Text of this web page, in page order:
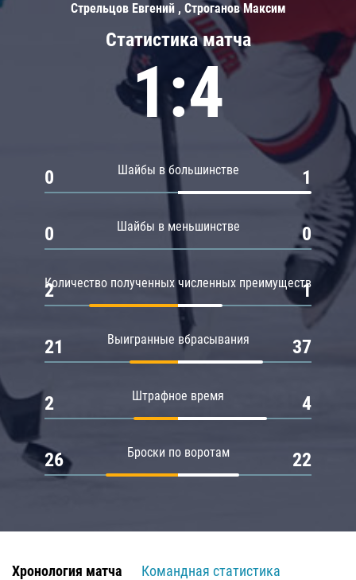
Статистика матча
1:4
Шайбы в большинстве
0 1
Шайбы в меньшинстве
0 0
Количество полученных численных преимуществ
2 1
Выигранные вбрасывания
21 37
Штрафное время
2 4
Броски по воротам
26 22
Стрельцов Евгений , Строганов Максим
Хронология матча
Командная статистика